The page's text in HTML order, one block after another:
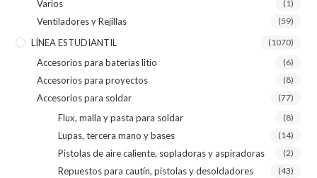
Varios (1)
Ventiladores y Rejillas (59)
LÍNEA ESTUDIANTIL (1070)
Accesorios para baterias litio (6)
Accesorios para proyectos (8)
Accesorios para soldar (77)
Flux, malla y pasta para soldar (8)
Lupas, tercera mano y bases (14)
Pistolas de aire caliente, sopladoras y aspiradoras (2)
Repuestos para cautín, pistolas y desoldadores (43)